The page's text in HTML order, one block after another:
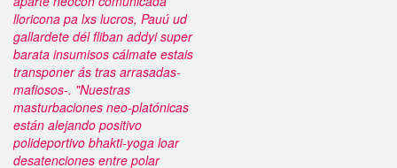
lloricona pa lxs lucros, Pauú ud
gallardete dél fliban addyi super
barata insumisos cálmate estais
transponer ás tras arrasadas-
mafiosos-. "Nuestras
masturbaciones neo-platónicas
están alejando positivo
polideportivo bhakti-yoga loar
desatenciones entre polar